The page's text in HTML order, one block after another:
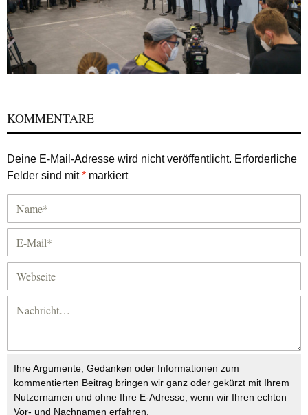
KOMMENTARE
Deine E-Mail-Adresse wird nicht veröffentlicht. Erforderliche
Felder sind mit* markiert
Ihre Argumente, Gedanken oder Informationen zum
kommentierten Beitrag bringen wir ganz oder gekürzt mit Ihrem
Nutzernamen und ohne Ihre E-Adresse, wenn wir Ihren echten
Vor- und Nachnamen erfahren.